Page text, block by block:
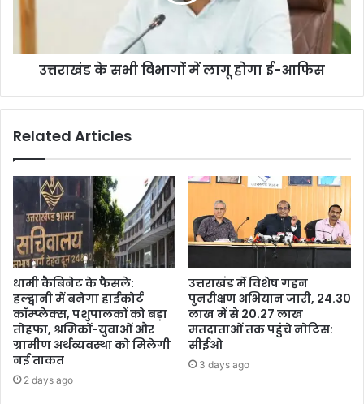
उत्तराखंड के सभी विभागों में लागू होगा ई-आफिस
Related Articles
धामी कैबिनेट के फैसले:
हल्द्वानी में बनेगा हाईकोर्ट
कॉम्प्लेक्स, पशुपालकों को बड़ा
तोहफा, श्रमिकों-युवाओं और
ग्रामीण अर्थव्यवस्था को मिलेगी
नई ताकत
2 days ago
उत्तराखंड में विशेष गहन
पुनरीक्षण अभियान जारी, 24.30
लाख में से 20.27 लाख
मतदाताओं तक पहुंचे नोटिस:
सीईओ
3 days ago